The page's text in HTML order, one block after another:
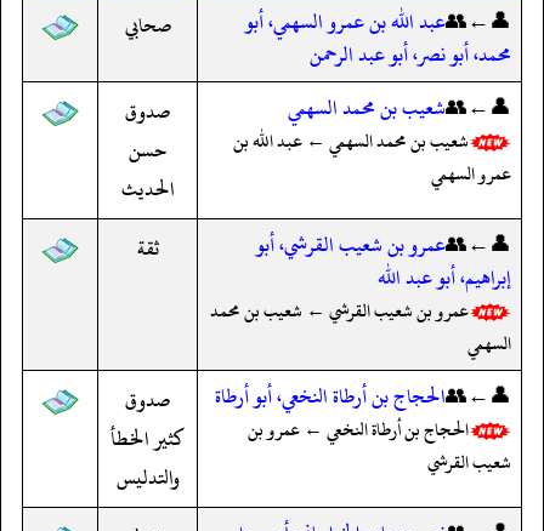
👤←👥عبد الله بن عمرو السهمي، أبو
محمد، أبو نصر، أبو عبد الرحمن
صحابي
👤←👥شعيب بن محمد السهمي
شعيب بن محمد السهمي ← عبد الله بن
عمرو السهمي
صدوق
حسن
الحديث
👤←👥عمرو بن شعيب القرشي، أبو
إبراهيم، أبو عبد الله
عمرو بن شعيب القرشي ← شعيب بن محمد
السهمي
ثقة
👤←👥الحجاج بن أرطاة النخعي، أبو أرطاة
الحجاج بن أرطاة النخعي ← عمرو بن
شعيب القرشي
صدوق
كثير الخطأ
والتدليس